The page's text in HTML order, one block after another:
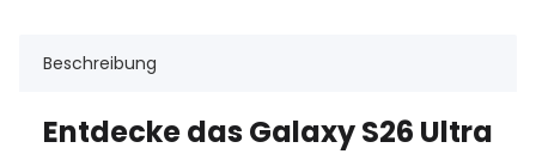
Beschreibung
Entdecke das Galaxy S26 Ultra